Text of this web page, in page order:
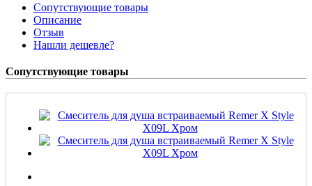
Сопутствующие товары
Описание
Отзыв
Нашли дешевле?
Сопутствующие товары